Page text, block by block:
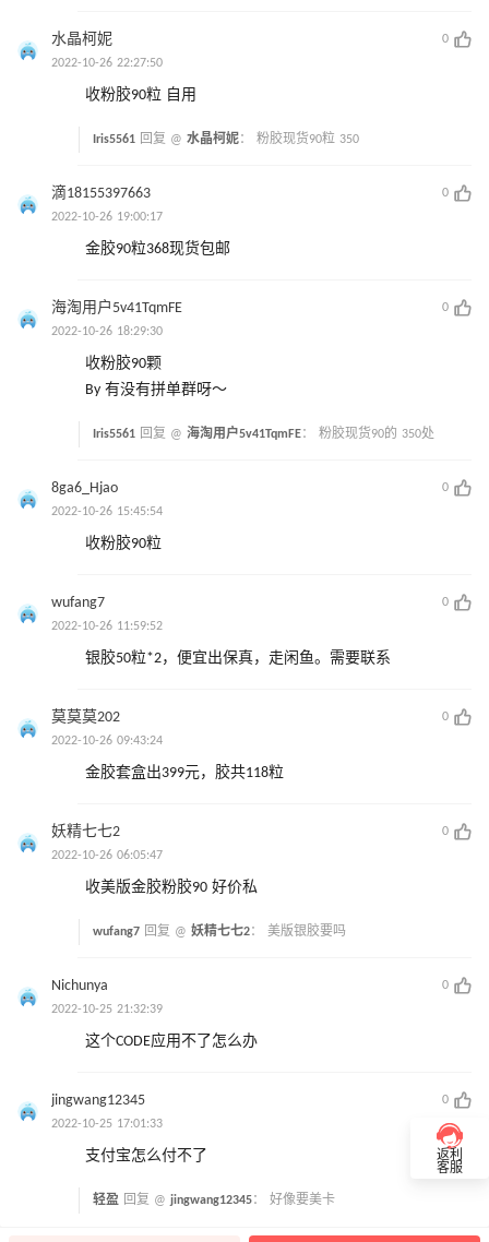
水晶柯妮
0
2022-10-26 22:27:50
收粉胶90粒 自用
Iris5561 回复 @ 水晶柯妮： 粉胶现货90粒 350
滴18155397663
0
2022-10-26 19:00:17
金胶90粒368现货包邮
海淘用户5v41TqmFE
0
2022-10-26 18:29:30
收粉胶90颗
By 有没有拼单群呀～
Iris5561 回复 @ 海淘用户5v41TqmFE： 粉胶现货90的 350处
8ga6_Hjao
0
2022-10-26 15:45:54
收粉胶90粒
wufang7
0
2022-10-26 11:59:52
银胶50粒*2，便宜出保真，走闲鱼。需要联系
莫莫莫202
0
2022-10-26 09:43:24
金胶套盒出399元，胶共118粒
妖精七七2
0
2022-10-26 06:05:47
收美版金胶粉胶90 好价私
wufang7 回复 @ 妖精七七2： 美版银胶要吗
Nichunya
0
2022-10-25 21:32:39
这个CODE应用不了怎么办
jingwang12345
0
2022-10-25 17:01:33
支付宝怎么付不了
轻盈 回复 @ jingwang12345： 好像要美卡
返利
客服